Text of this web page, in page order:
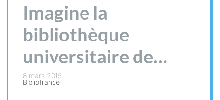
Imagine la
bibliothèque
universitaire de
demain
8 mars 2015
Bibliofrance